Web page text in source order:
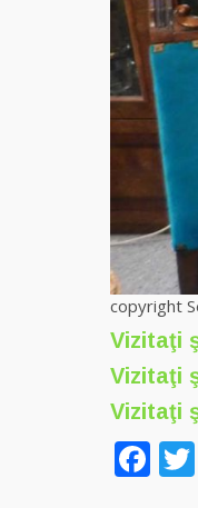
copyright
Vizitaţi
Vizitaţi
Vizitaţi